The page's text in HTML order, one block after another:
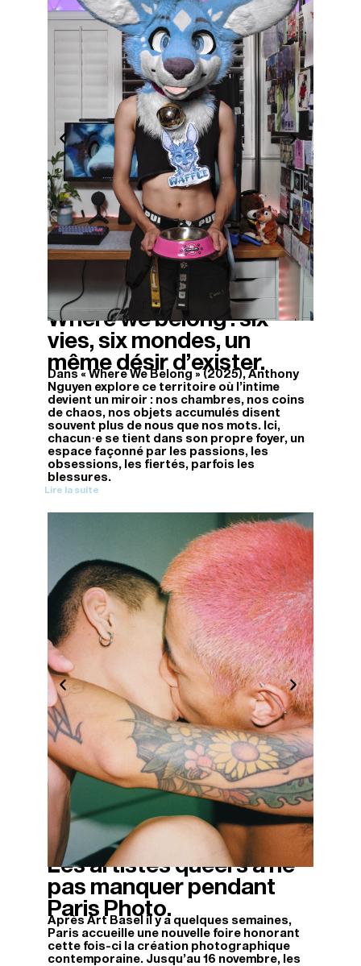
14/11/2025
Where we belong : six
vies, six mondes, un
même désir d’exister.
Dans « Where We Belong » (2025), Anthony
Nguyen explore ce territoire où l’intime
devient un miroir : nos chambres, nos coins
de chaos, nos objets accumulés disent
souvent plus de nous que nos mots. Ici,
chacun·e se tient dans son propre foyer, un
espace façonné par les passions, les
obsessions, les fiertés, parfois les
blessures.
Lire la suite
13/11/2025
Les artistes queers à ne
pas manquer pendant
Paris Photo.
Après Art Basel il y a quelques semaines,
Paris accueille une nouvelle foire honorant
cette fois-ci la création photographique
contemporaine. Jusqu’au 16 novembre, les